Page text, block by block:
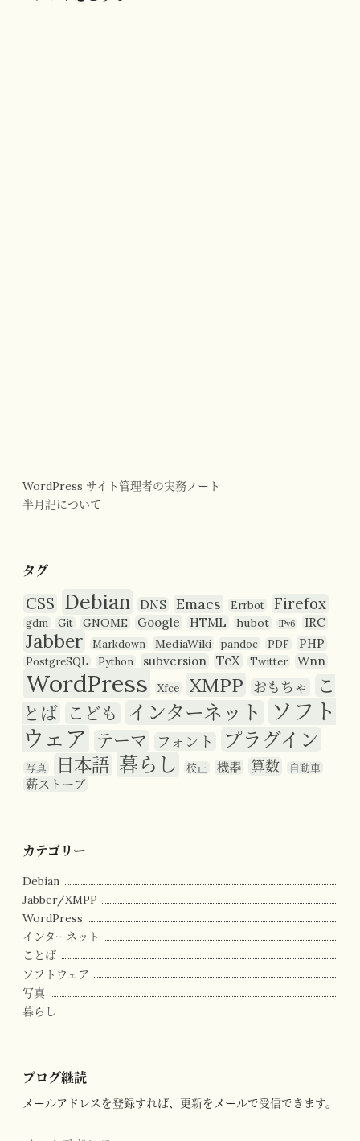
WordPress サイト管理者の実務ノート
半月記について
タグ
CSS Debian DNS Emacs Errbot Firefox
gdm Git GNOME Google HTML hubot IPv6 IRC
Jabber Markdown MediaWiki pandoc PDF PHP
PostgreSQL Python subversion TeX Twitter Wnn
WordPress Xfce XMPP おもちゃ
こ
とば こども インターネット
ソフト
ウェア
テーマ フォント プラグイン
写真 日本語 暮らし 校正 機器 算数 自動車
薪ストーブ
カテゴリー
Debian
Jabber/XMPP
WordPress
インターネット
ことば
ソフトウェア
写真
暮らし
ブログ継読
メールアドレスを登録すれば、更新をメールで受信できます。